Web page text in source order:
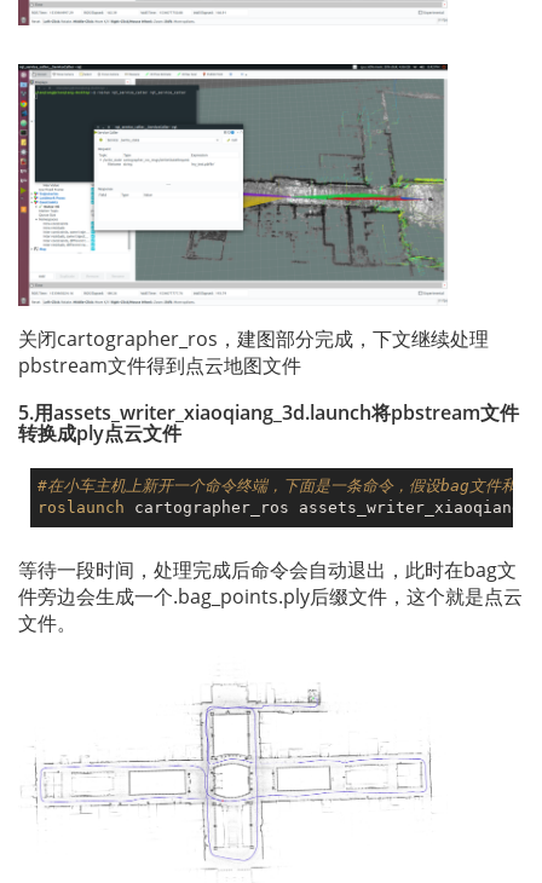
关闭cartographer_ros，建图部分完成，下文继续处理
pbstream文件得到点云地图文件
5.用assets_writer_xiaoqiang_3d.launch将pbstream文件
转换成ply点云文件
#在小车主机上新开一个命令终端，下面是一条命令，假设bag文件和
roslaunch cartographer_ros
等待一段时间，处理完成后命令会自动退出，此时在bag文
件旁边会生成一个.bag_points.ply后缀文件，这个就是点云
文件。